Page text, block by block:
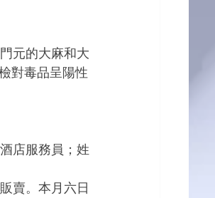
對毒品呈陽性